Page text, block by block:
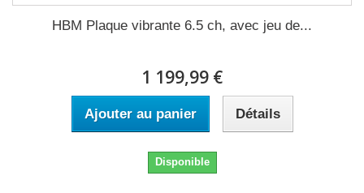
HBM Plaque vibrante 6.5 ch, avec jeu de...
1 199,99 €
Ajouter au panier Détails
Disponible